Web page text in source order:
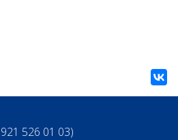
526 01 03)